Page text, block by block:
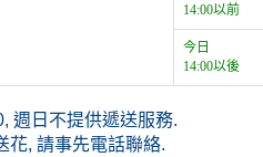
14:00以前
今日
14:00以後
週日不提供遞送服務.
花, 請事先電話聯絡.